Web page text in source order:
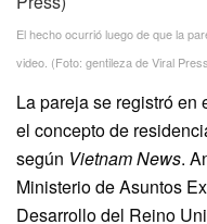
El hecho ocurrió luego de que la
video. (Foto: gentileza de Viral
La pareja se registró
el concepto de
según Vietnam News.
Ministerio de Asuntos
Desarrollo del Reino